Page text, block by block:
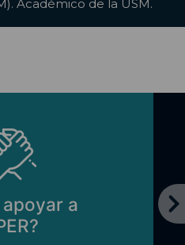
Académico de la USM.
a